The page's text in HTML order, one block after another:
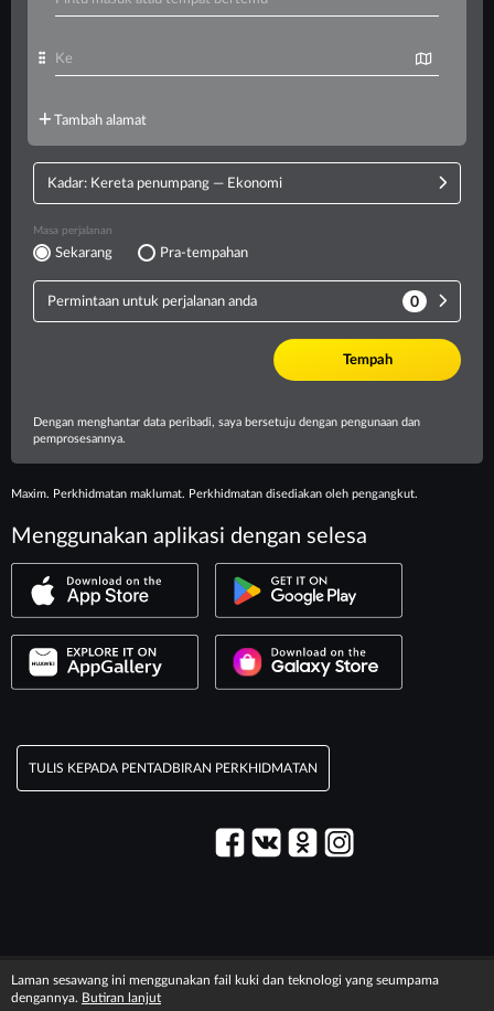
Maxim. Perkhidmatan maklumat. Perkhidmatan disediakan oleh pengangkut.
Menggunakan aplikasi dengan selesa
TULIS KEPADA PENTADBIRAN PERKHIDMATAN
Maklumat legal
T&C information
Laman sesawang ini menggunakan fail kuki dan teknologi yang seumpama
dengannya. Butiran lanjut